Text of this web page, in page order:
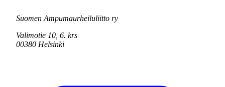
Suomen Ampumaurheiluliitto ry
Valimotie 10, 6. krs
00380 Helsinki